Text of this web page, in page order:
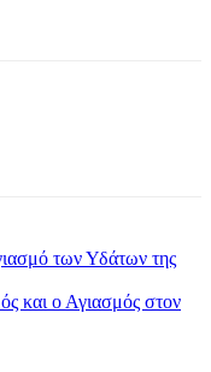
των Υδάτων της
και ο Αγιασμός στον